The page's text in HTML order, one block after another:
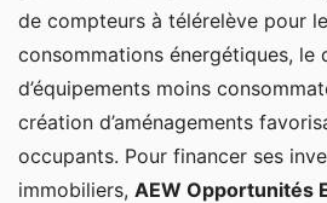
de compteurs à télérelève pour
consommations énergétiques, le
d’équipements moins
création d’aménagements
occupants. Pour financer ses
immobiliers, AEW Opportunités